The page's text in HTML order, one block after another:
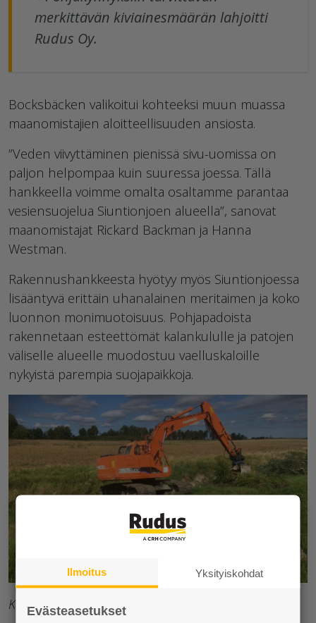
merkittävän kiviainesmäärän lahjoitti
Rudus Oy.
Bocksbäcken valikoitui kohteeksi muun muassa
maanomistajien aloitteellisuuden ansiosta.
”Veden viivyttäminen pienissä sivu-uomissa on
paljon helpompaa kuin suuressa joessa. Tällä
hankkeella voimme omalta osaltamme parantaa
vesiensuojelua Siuntionjoen alueella”, sanovat
maanomistajat Rickard Backman ja Hanna
Westman.
Rakennushankkeesta hyötyy myös Siuntionjoessa
lisääntyvä erittäin uhanalainen meritaimen ja koko
luonnon monimuotoisuus. Pohjapadoista
rakennetaan esteettömät kalankululle ja patojen
väliselle alueelle muodostuu vaelluskaloille
nykyistä parempia suojapaikkoja.
Kuva: WWF Suomi
Ilmoitus Yksityiskohdat
Evästeasetukset